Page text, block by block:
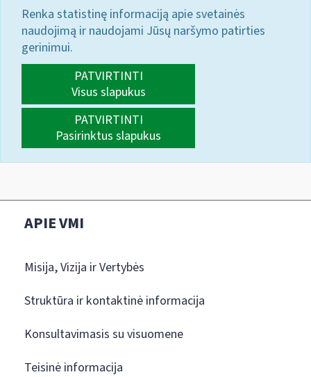
Renka statistinę informaciją apie svetainės
naudojimą ir naudojami Jūsų naršymo patirties
gerinimui.
PATVIRTINTI
Visus slapukus
PATVIRTINTI
Pasirinktus slapukus
APIE VMI
Misija, Vizija ir Vertybės
Struktūra ir kontaktinė informacija
Konsultavimasis su visuomene
Teisinė informacija